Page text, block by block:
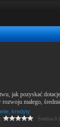
jak pozyskać
małego,
kredyty
Średnia 0